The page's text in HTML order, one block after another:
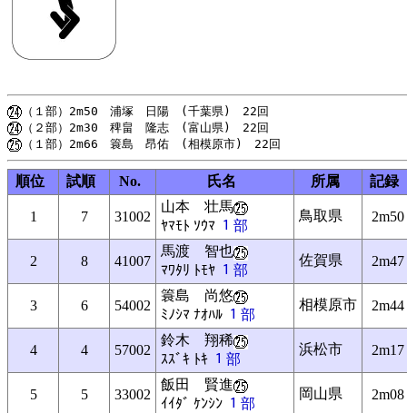
順位 試順 No. 氏名 所属 記録
1 7 31002
山本 壮馬
ﾔﾏﾓﾄ ｿｳﾏ １部
鳥取県 2m50
2 8 41007
馬渡 智也
ﾏﾜﾀﾘ ﾄﾓﾔ １部
佐賀県 2m47
3 6 54002
簑島 尚悠
ﾐﾉｼﾏ ﾅｵﾊﾙ １部
相模原市 2m44
4 4 57002
鈴木 翔稀
ｽｽﾞｷ ﾄｷ １部
浜松市 2m17
5 5 33002
飯田 賢進
ｲｲﾀﾞ ｹﾝｼﾝ １部
岡山県 2m08